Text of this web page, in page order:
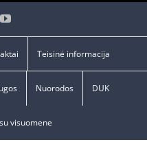
YouTube
Teisinė informacija
Nuorodos DUK
visuomene